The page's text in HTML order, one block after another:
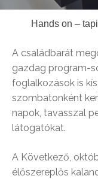
Hands on –
A családbarát
gazdag program-
foglalkozások is
szombatonként
napok, tavasszal
látogatókat.
A Következő,
élőszereplős